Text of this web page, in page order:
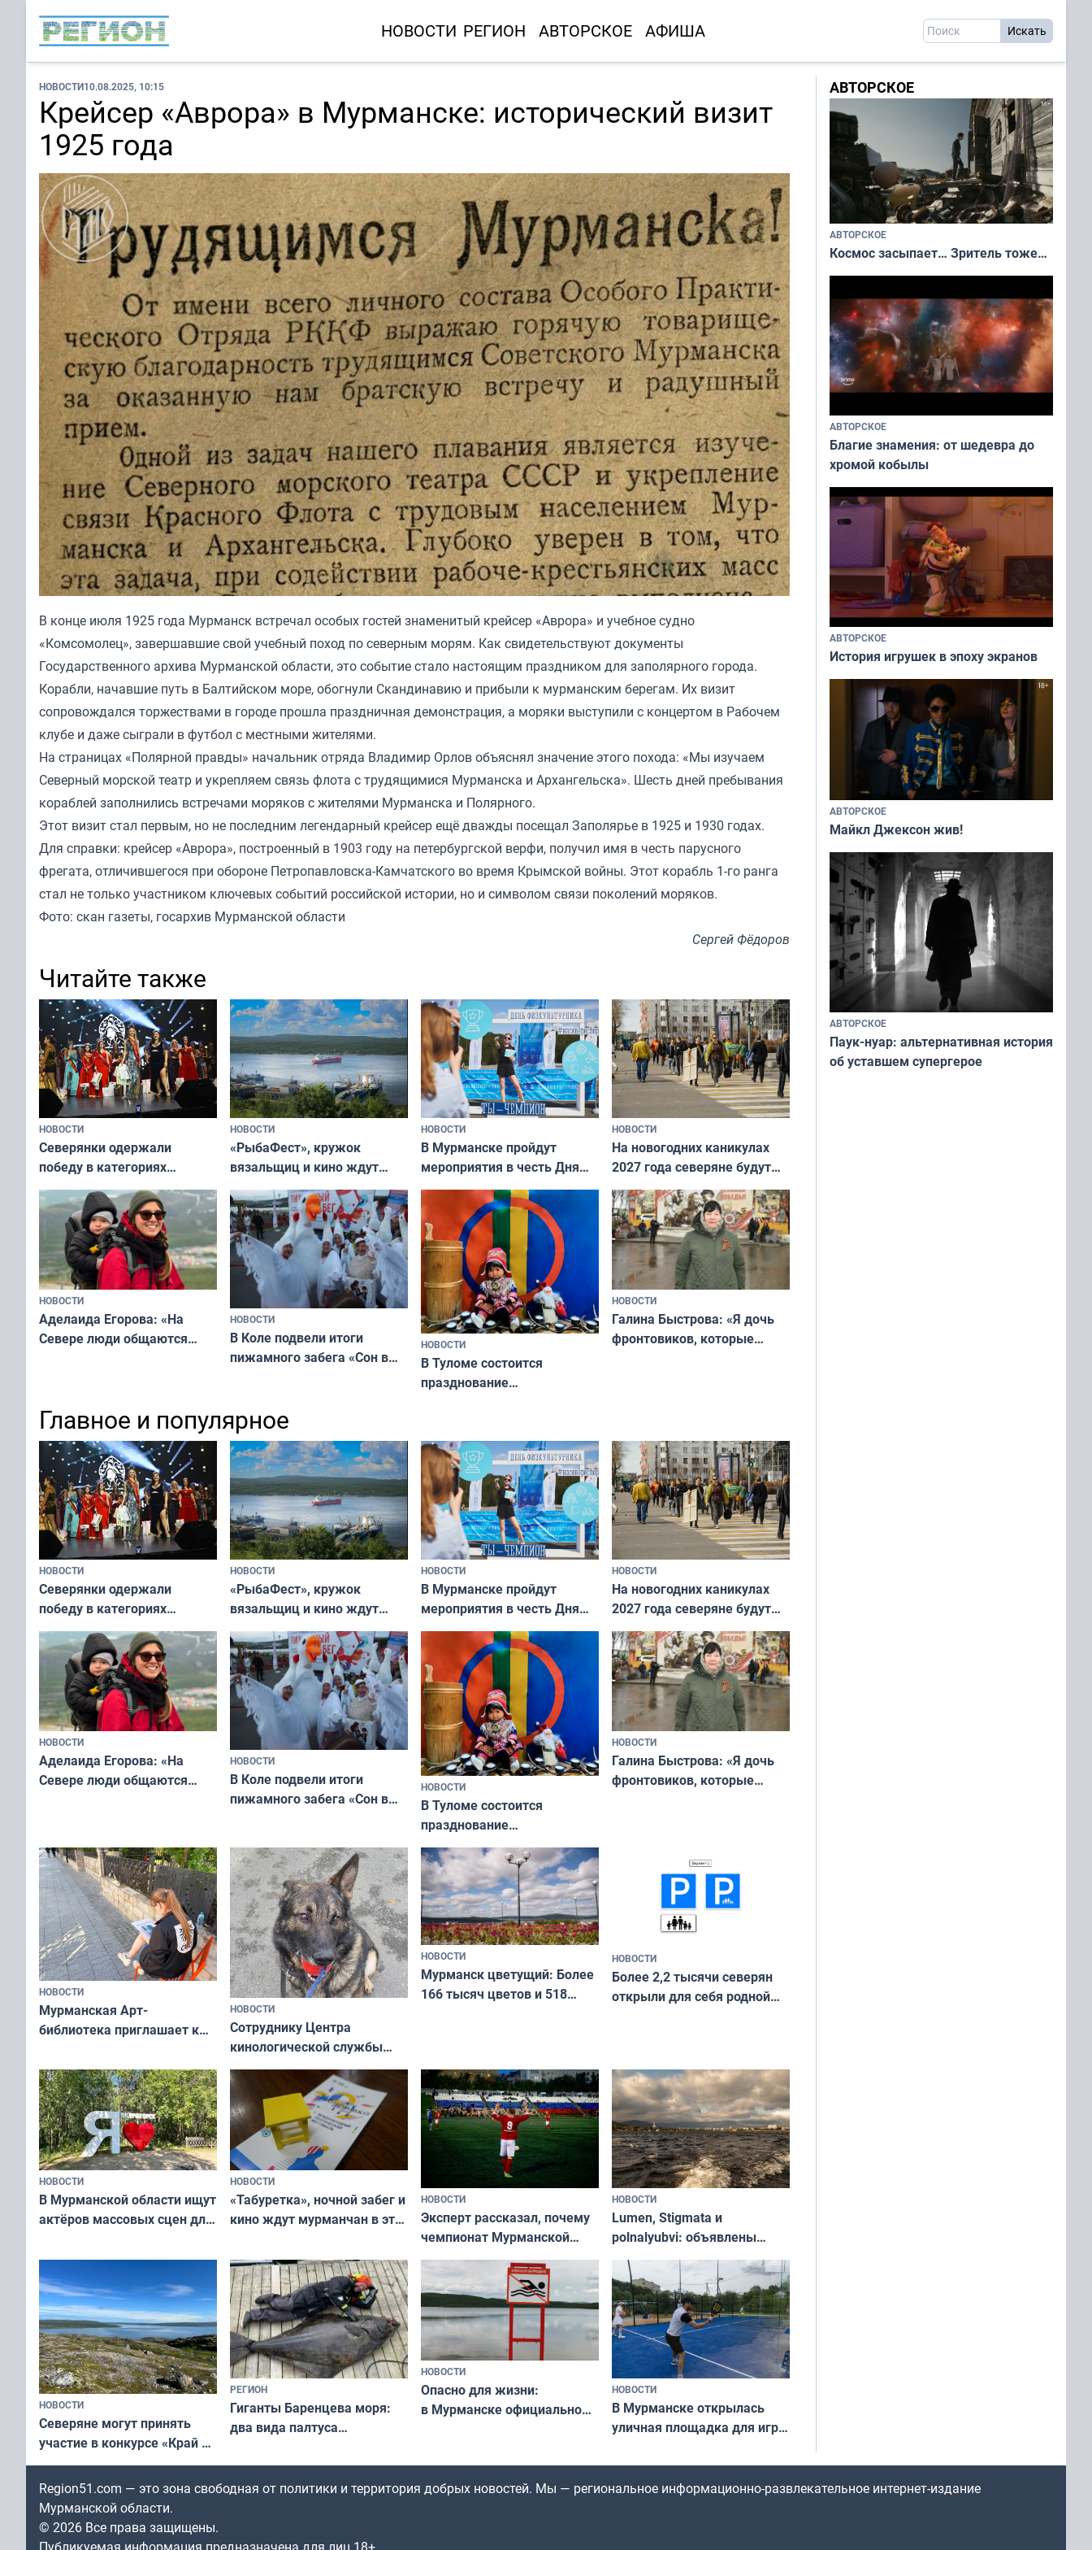
НОВОСТИ РЕГИОН АВТОРСКОЕ АФИША
НОВОСТИ10.08.2025, 10:15
Крейсер «Аврора» в Мурманске: исторический визит
1925 года
В конце июля 1925 года Мурманск встречал особых гостей знаменитый крейсер «Аврора» и учебное судно
«Комсомолец», завершавшие свой учебный поход по северным морям. Как свидетельствуют документы
Государственного архива Мурманской области, это событие стало настоящим праздником для заполярного города.
Корабли, начавшие путь в Балтийском море, обогнули Скандинавию и прибыли к мурманским берегам. Их визит
сопровождался торжествами в городе прошла праздничная демонстрация, а моряки выступили с концертом в Рабочем
клубе и даже сыграли в футбол с местными жителями.
На страницах «Полярной правды» начальник отряда Владимир Орлов объяснял значение этого похода: «Мы изучаем
Северный морской театр и укрепляем связь флота с трудящимися Мурманска и Архангельска». Шесть дней пребывания
кораблей заполнились встречами моряков с жителями Мурманска и Полярного.
Этот визит стал первым, но не последним легендарный крейсер ещё дважды посещал Заполярье в 1925 и 1930 годах.
Для справки: крейсер «Аврора», построенный в 1903 году на петербургской верфи, получил имя в честь парусного
фрегата, отличившегося при обороне Петропавловска-Камчатского во время Крымской войны. Этот корабль 1-го ранга
стал не только участником ключевых событий российской истории, но и символом связи поколений моряков.
Фото: скан газеты, госархив Мурманской области
Сергей Фёдоров
Читайте также
НОВОСТИ
Северянки одержали
победу в категориях
всероссийского конкурса
«Мисс и Миссис Великая
Русь»
НОВОСТИ
«РыбаФест», кружок
вязальщиц и кино ждут
мурманчан в эти выходные
НОВОСТИ
В Мурманске пройдут
мероприятия в честь Дня
физкультурника
НОВОСТИ
На новогодних каникулах
2027 года северяне будут
отдыхать 11 дней
НОВОСТИ
Аделаида Егорова: «На
Севере люди общаются
НОВОСТИ
В Коле подвели итоги
пижамного забега «Сон в
НОВОСТИ
В Туломе состоится
празднование
НОВОСТИ
Галина Быстрова: «Я дочь
фронтовиков, которые
Главное и популярное
НОВОСТИ
Северянки одержали
победу в категориях
всероссийского конкурса
«Мисс и Миссис Великая
Русь»
НОВОСТИ
«РыбаФест», кружок
вязальщиц и кино ждут
мурманчан в эти выходные
НОВОСТИ
В Мурманске пройдут
мероприятия в честь Дня
физкультурника
НОВОСТИ
На новогодних каникулах
2027 года северяне будут
отдыхать 11 дней
НОВОСТИ
Аделаида Егорова: «На
Севере люди общаются
НОВОСТИ
В Коле подвели итоги
пижамного забега «Сон в
НОВОСТИ
В Туломе состоится
празднование
Международного дня
коренных народов мира
НОВОСТИ
Галина Быстрова: «Я дочь
фронтовиков, которые
НОВОСТИ
Мурманская Арт-
библиотека приглашает к
и фотографов
НОВОСТИ
Сотруднику Центра
кинологической службы
ищут новый дом
НОВОСТИ
Мурманск цветущий: Более
166 тысяч цветов и 518
НОВОСТИ
Более 2,2 тысячи северян
открыли для себя родной
НОВОСТИ
В Мурманской области ищут
актёров массовых сцен для
короткометражном фильме
НОВОСТИ
«Табуретка», ночной забег и
кино ждут мурманчан в эти
НОВОСТИ
Эксперт рассказал, почему
чемпионат Мурманской
области по футболу остался
незамеченным
НОВОСТИ
Lumen, Stigmata и
polnalyubvi: объявлены
хедлайнеры фестиваля
«Имандра» в 2026 года
НОВОСТИ
Северяне могут принять
участие в конкурсе «Край у
северной границы: фотогид
по Печенгскому округу»
РЕГИОН
Гиганты Баренцева моря:
два вида палтуса
НОВОСТИ
Опасно для жизни:
в Мурманске официально
НОВОСТИ
В Мурманске открылась
уличная площадка для игры
АВТОРСКОЕ
АВТОРСКОЕ
Космос засыпает… Зритель тоже…
АВТОРСКОЕ
Благие знамения: от шедевра до
хромой кобылы
АВТОРСКОЕ
История игрушек в эпоху экранов
АВТОРСКОЕ
Майкл Джексон жив!
АВТОРСКОЕ
Паук-нуар: альтернативная история
об уставшем супергерое
Region51.com — это зона свободная от политики и территория добрых новостей. Мы — региональное информационно-развлекательное интернет-издание
Мурманской области.
© 2026 Все права защищены.